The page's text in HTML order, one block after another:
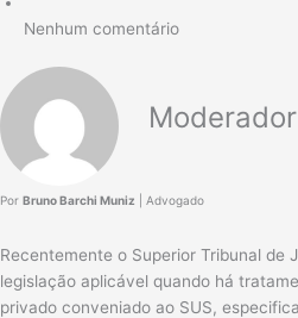
Nenhum comentário
Moderador
Por Bruno Barchi Muniz | Advogado
Recentemente o Superior Tribunal de
legislação aplicável quando há
privado conveniado ao SUS,